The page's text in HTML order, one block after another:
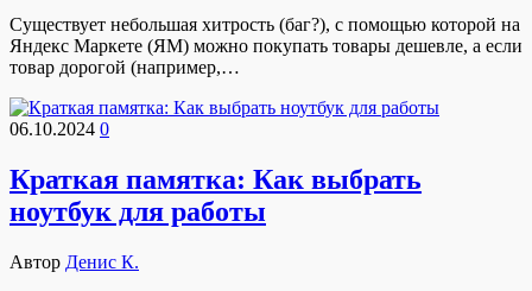
Существует небольшая хитрость (баг?), с помощью которой на
Яндекс Маркете (ЯМ) можно покупать товары дешевле, а если
товар дорогой (например,…
06.10.2024 0
Краткая памятка: Как выбрать
ноутбук для работы
Автор Денис К.